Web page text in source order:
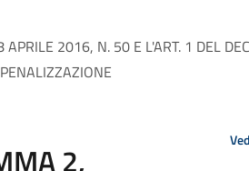
2016, N. 50 E L'ART. 1 DEL
2,